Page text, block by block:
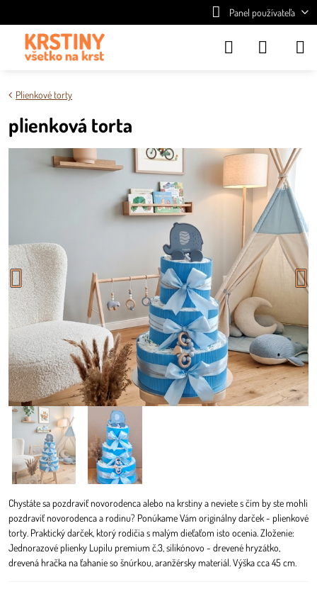
Panel používateľa
Plienkové torty
plienková torta
Chystáte sa pozdraviť novorodenca alebo na krstiny a neviete s čím by ste mohli
pozdraviť novorodenca a rodinu? Ponúkame Vám originálny darček - plienkové
torty. Praktický darček, ktorý rodičia s malým dieťaťom isto ocenia. Zloženie:
Jednorazové plienky Lupilu premium č.3, silikónovo - drevené hryzátko,
drevená hračka na ťahanie so šnúrkou, aranžérsky materiál. Výška cca 45 cm.